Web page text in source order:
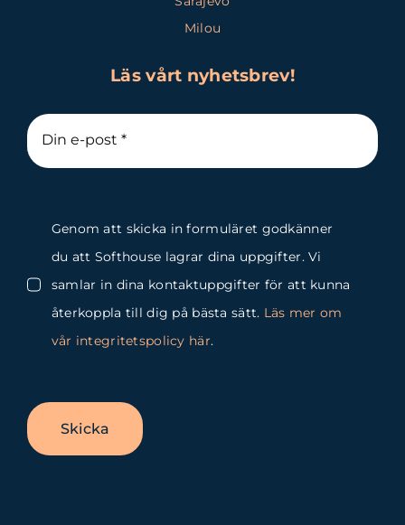
Milou
Läs vårt nyhetsbrev!
Genom att skicka in formuläret godkänner
du att Softhouse lagrar dina uppgifter. Vi
samlar in dina kontaktuppgifter för att kunna
återkoppla till dig på bästa sätt. Läs mer om
vår integritetspolicy här.
Skicka